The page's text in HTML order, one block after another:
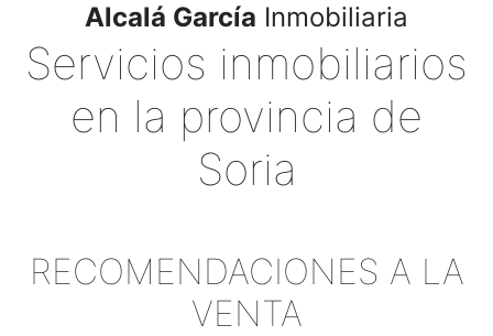
Alcalá García Inmobiliaria
Servicios inmobiliarios
en la provincia de
Soria
RECOMENDACIONES A LA
VENTA